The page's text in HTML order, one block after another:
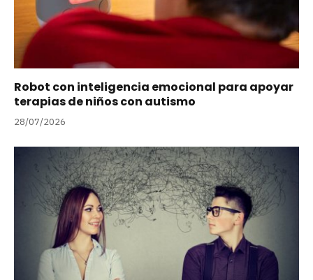
Robot con inteligencia emocional para apoyar
terapias de niños con autismo
28/07/2026